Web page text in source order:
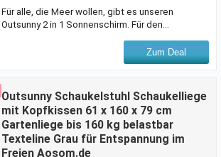
Für alle, die Meer wollen, gibt es unseren
Outsunny 2 in 1 Sonnenschirm. Für den
Schattenspender. Dabei macht er eine gute
Figur im Garten, auf der Terrasse oder Ihrem
verstauen. Am Strand bringen Sie im
Handumdrehen die praktischen Seitenteile an,
und verwandeln Ihren Schirm in eine
Strandmuschel. Dank wasserabweisendem PVC
und UV-beständiger Silberbeschichtung sind Sie
Zum Deal
Outsunny Schaukelstuhl Schaukelliege
mit Kopfkissen 61 x 160 x 79 cm
Gartenliege bis 160 kg belastbar
Texteline Grau für Entspannung im
Freien Aosom.de